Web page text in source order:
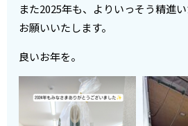
また2025年も、よりいっそう精進
お願いいたします。
良いお年を。